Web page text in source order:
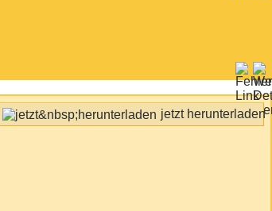
jetzt herunterladen